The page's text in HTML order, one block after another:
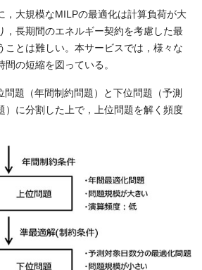
，大規模なMILPの最適化は計算負荷が大
，長期間のエネルギー契約を考慮した最
ことは難しい。本サービスでは，様々な
の短縮を図っている。
問題（年間制約問題）と下位問題（予測
）に分割した上で，上位問題を解く頻度